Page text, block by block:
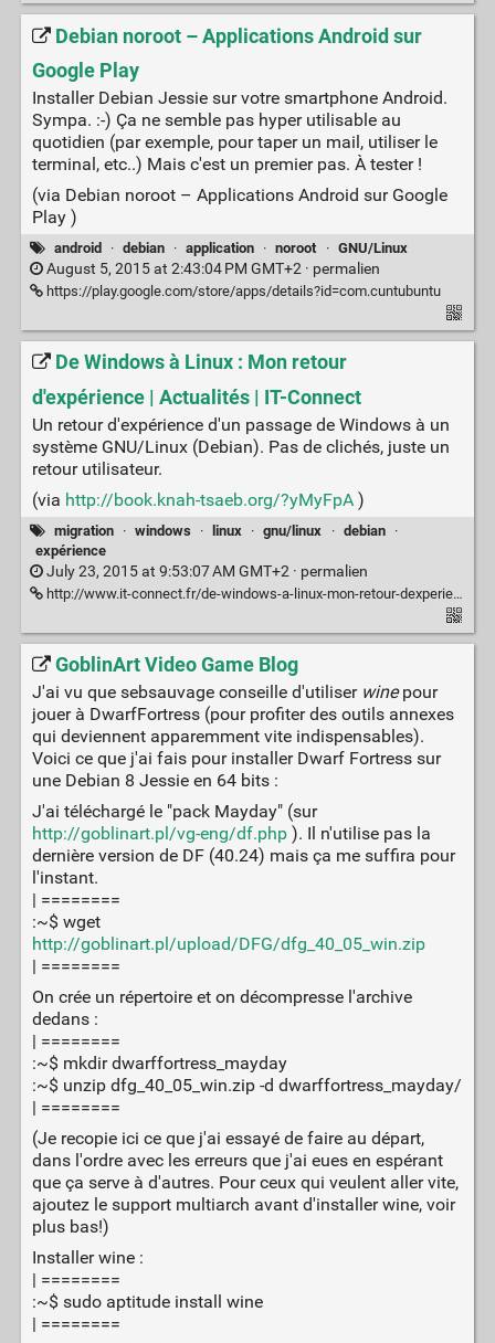
Debian noroot – Applications Android sur
Google Play
Installer Debian Jessie sur votre smartphone Android.
Sympa. :-) Ça ne semble pas hyper utilisable au
quotidien (par exemple, pour taper un mail, utiliser le
terminal, etc..) Mais c'est un premier pas. À tester !
(via Debian noroot – Applications Android sur Google
Play )
android · debian · application · noroot · GNU/Linux
August 5, 2015 at 2:43:04 PM GMT+2 · permalien
https://play.google.com/store/apps/details?id=com.cuntubuntu
De Windows à Linux : Mon retour
d'expérience | Actualités | IT-Connect
Un retour d'expérience d'un passage de Windows à un
système GNU/Linux (Debian). Pas de clichés, juste un
retour utilisateur.
(via http://book.knah-tsaeb.org/?yMyFpA)
migration · windows · linux · gnu/linux · debian
·
expérience
July 23, 2015 at 9:53:07 AM GMT+2 · permalien
http://www.it-connect.fr/de-windows-a-linux-mon-retour-dexperience
GoblinArt Video Game Blog
J'ai vu que sebsauvage conseille d'utiliser winepour
jouer à DwarfFortress (pour profiter des outils annexes
qui deviennent apparemment vite indispensables).
Voici ce que j'ai fais pour installer Dwarf Fortress sur
une Debian 8 Jessie en 64 bits :
J'ai téléchargé le "pack Mayday" (sur
http://goblinart.pl/vg-eng/df.php). Il n'utilise pas la
dernière version de DF (40.24) mais ça me suffira pour
l'instant.
| ========
:~$ wget
http://goblinart.pl/upload/DFG/dfg_40_05_win.zip
| ========
On crée un répertoire et on décompresse l'archive
dedans :
| ========
:~$ mkdir dwarffortress_mayday
:~$ unzip dfg_40_05_win.zip -d dwarffortress_mayday/
| ========
(Je recopie ici ce que j'ai essayé de faire au départ,
dans l'ordre avec les erreurs que j'ai eues en espérant
que ça serve à d'autres. Pour ceux qui veulent aller vite,
ajoutez le support multiarch avant d'installer wine, voir
plus bas!)
Installer wine :
| ========
:~$ sudo aptitude install wine
| ========